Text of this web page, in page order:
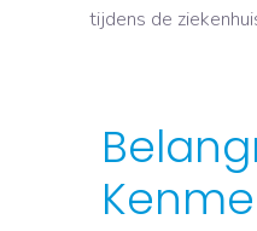
tijdens de